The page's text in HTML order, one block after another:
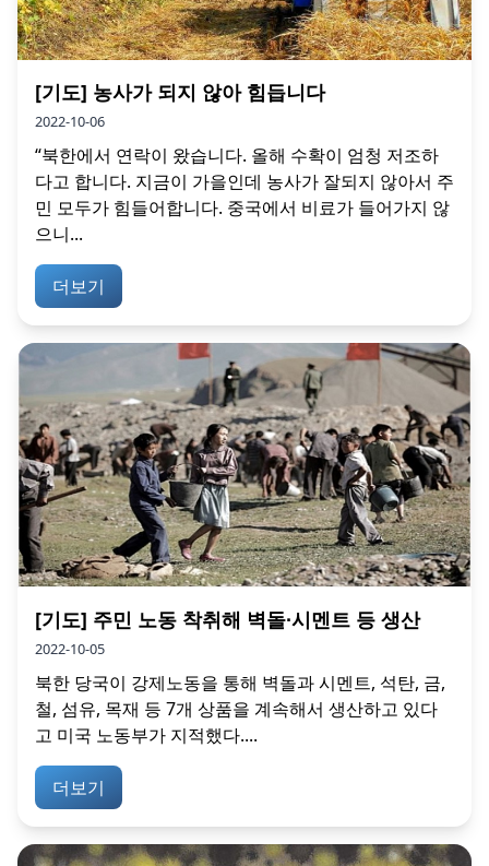
[기도] 농사가 되지 않아 힘듭니다
2022-10-06
“북한에서 연락이 왔습니다. 올해 수확이 엄청 저조하
다고 합니다. 지금이 가을인데 농사가 잘되지 않아서 주
민 모두가 힘들어합니다. 중국에서 비료가 들어가지 않
으니...
더보기
[기도] 주민 노동 착취해 벽돌∙시멘트 등 생산
2022-10-05
북한 당국이 강제노동을 통해 벽돌과 시멘트, 석탄, 금,
철, 섬유, 목재 등 7개 상품을 계속해서 생산하고 있다
고 미국 노동부가 지적했다....
더보기